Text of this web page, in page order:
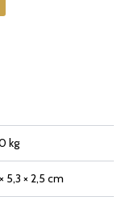
kg
5,3 × 2,5 cm